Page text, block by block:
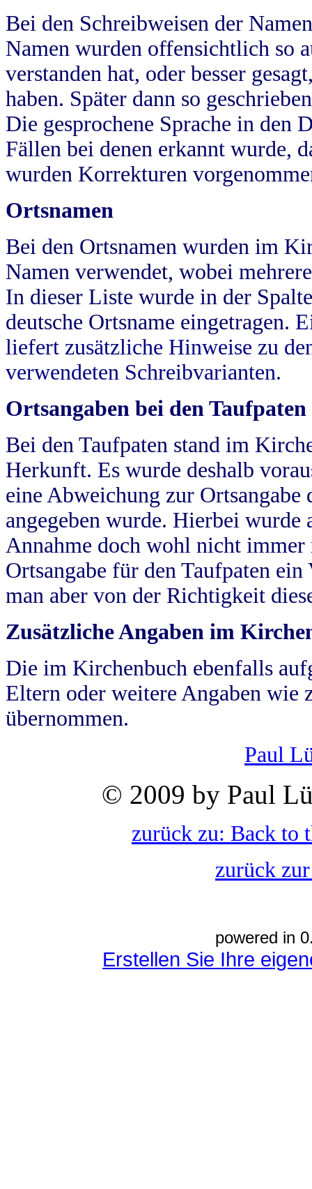
Bei den Schreibweisen der
Namen wurden offensichtlich so
verstanden hat, oder besser
haben. Später dann so
Die gesprochene Sprache in
Fällen bei denen erkannt wurde,
wurden Korrekturen
Ortsnamen
Bei den Ortsnamen wurden im
Namen verwendet, wobei
In dieser Liste wurde in der
deutsche Ortsname eingetragen.
liefert zusätzliche Hinweise zu
verwendeten Schreibvarianten.
Ortsangaben bei den Taufpaten
Bei den Taufpaten stand im
Herkunft. Es wurde deshalb
eine Abweichung zur
angegeben wurde. Hierbei wurde
Annahme doch wohl nicht
Ortsangabe für den Taufpaten
man aber von der Richtigkeit
Zusätzliche Angaben im
Die im Kirchenbuch ebenfalls
Eltern oder weitere Angaben wie
übernommen.
Paul
© 2009 by Paul
zurück zu: Back to
zurück
powered in
Erstellen Sie Ihre